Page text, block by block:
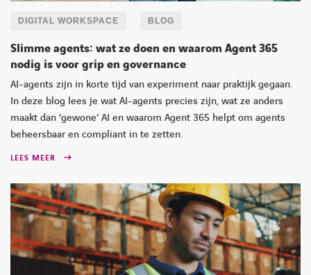
DIGITAL WORKSPACE BLOG
Slimme agents: wat ze doen en waarom Agent 365
nodig is voor grip en governance
AI-agents zijn in korte tijd van experiment naar praktijk gegaan.
In deze blog lees je wat AI-agents precies zijn, wat ze anders
maakt dan ‘gewone’ AI en waarom Agent 365 helpt om agents
beheersbaar en compliant in te zetten.
LEES MEER